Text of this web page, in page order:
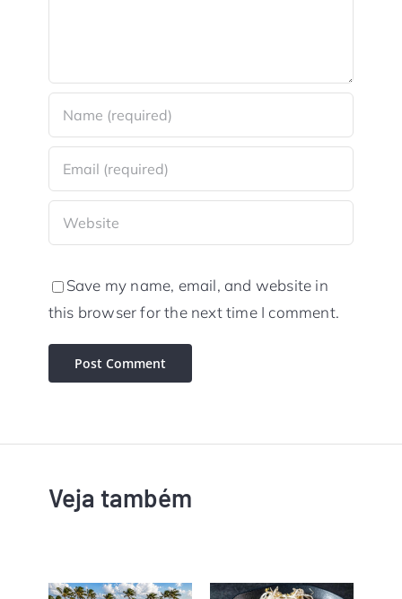
Save my name, email, and website in
this browser for the next time I comment.
Veja também